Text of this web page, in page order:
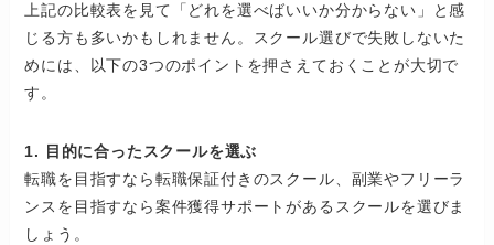
上記の比較表を見て「どれを選べばいいか分からない」と感
じる方も多いかもしれません。スクール選びで失敗しないた
めには、以下の3つのポイントを押さえておくことが大切で
す。
1. 目的に合ったスクールを選ぶ
転職を目指すなら転職保証付きのスクール、副業やフリーラ
ンスを目指すなら案件獲得サポートがあるスクールを選びま
しょう。